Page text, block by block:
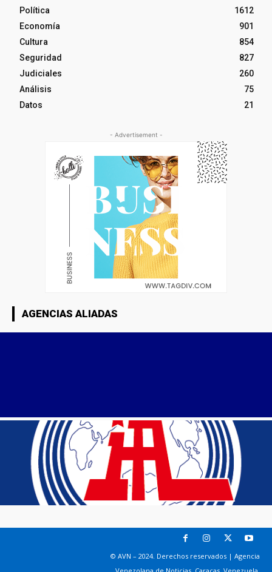
Política
1612
Economía
901
Cultura
854
Seguridad
827
Judiciales
260
Análisis
75
Datos
21
- Advertisement -
AGENCIAS ALIADAS
© AVN – 2024. Derechos reservados | Agencia